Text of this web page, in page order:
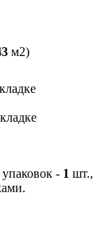
м2)
упаковок - 1 шт.,